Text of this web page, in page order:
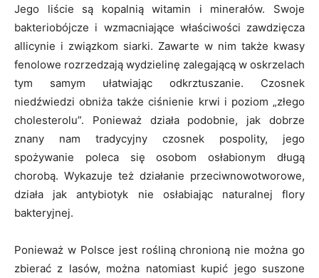
Jego liście są kopalnią witamin i minerałów. Swoje
bakteriobójcze i wzmacniające właściwości zawdzięcza
allicynie i związkom siarki. Zawarte w nim także kwasy
fenolowe rozrzedzają wydzielinę zalegającą w oskrzelach
tym samym ułatwiając odkrztuszanie. Czosnek
niedźwiedzi obniża także ciśnienie krwi i poziom „złego
cholesterolu”. Ponieważ działa podobnie, jak dobrze
znany nam tradycyjny czosnek pospolity, jego
spożywanie poleca się osobom osłabionym długą
chorobą. Wykazuje też działanie przeciwnowotworowe,
działa jak antybiotyk nie osłabiając naturalnej flory
bakteryjnej.
Ponieważ w Polsce jest rośliną chronioną nie można go
zbierać z lasów, można natomiast kupić jego suszone